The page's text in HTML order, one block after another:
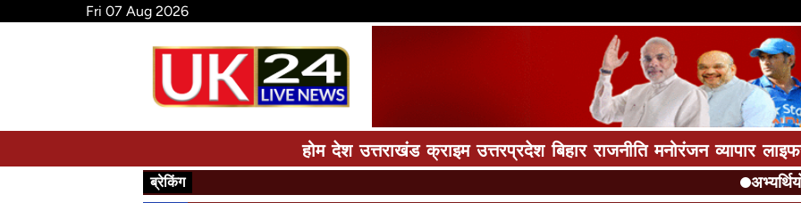
Fri 07 Aug 2026
होम देश उत्तराखंड क्राइम उत्तरप्रदेश बिहार राजनीति मनोरंजन व्यापार
ब्रेकिंग अभ्यर्थियों को